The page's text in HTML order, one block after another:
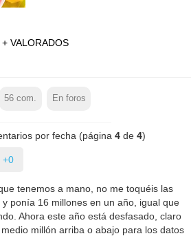
+ VALORADOS
56 com. En foros
por fecha (página 4de 4)
+0
tenemos a mano, no me toquéis las
ponía 16 millones en un año, igual que
Ahora este año está desfasado, claro
millón arriba o abajo para los datos